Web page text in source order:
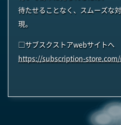
待たせることなく、スムーズな
現。
□サブスクストアwebサイトへ
https://subscription-